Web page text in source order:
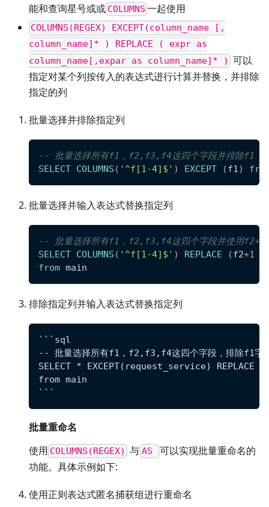
能和查询星号或或 COLUMNS 一起使用
COLUMNS(REGEX) EXCEPT(column_name [,
column_name]* ) REPLACE ( expr as
column_name[,expar as column_name]* ) 可以
指定对某个列按传入的表达式进行计算并替换，并排除
指定的列
批量选择并排除指定列
-- 批量选择所有f1，f2,f3,f4这四个字段并排除f1
SELECT COLUMNS ( '^f[1-4]$' ) EXCEPT (f1)
批量选择并输入表达式替换指定列
-- 批量选择所有f1，f2,f3,f4这四个字段并使用f2+1
SELECT COLUMNS ( '^f[1-4]$' ) REPLACE (f2+1
from main
排除指定列并输入表达式替换指定列
```sql
-- 批量选择所有f1，f2,f3,f4这四个字段，排除f1字
SELECT * EXCEPT(request_service)
from main
```
批量重命名
使用 COLUMNS(REGEX) 与 AS
可以实现批量重命名的
功能。具体示例如下:
使用正则表达式匿名捕获组进行重命名